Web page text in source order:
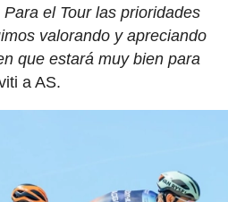
el Tour las prioridades
valorando y apreciando
que estará muy bien para
a AS.